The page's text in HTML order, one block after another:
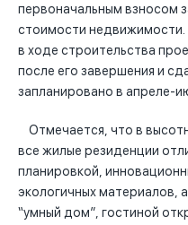
первоначальным взносом
стоимости
в ходе строительства
после его завершения и
запланировано в апреле-
Отмечается, что в
все жилые резиденции
планировкой,
экологичных материалов,
“умный дом”, гостиной